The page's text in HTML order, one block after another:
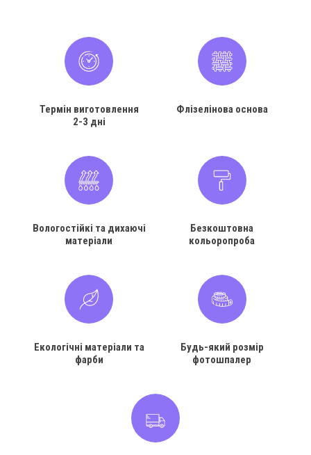
Термін виготовлення
2-3 дні
Флізелінова основа
Вологостійкі та дихаючі
матеріали
Безкоштовна
кольоропроба
Екологічні матеріали та
фарби
Будь-який розмір
фотошпалер